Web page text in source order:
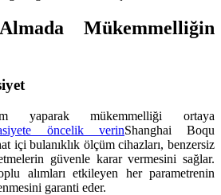
Mükemmelliğin
yaparak mükemmelliği ortaya
öncelik verinShanghai Boqu
içi bulanıklık ölçüm cihazları, benzersiz
güvenle karar vermesini sağlar.
alımları etkileyen her parametrenin
garanti eder.